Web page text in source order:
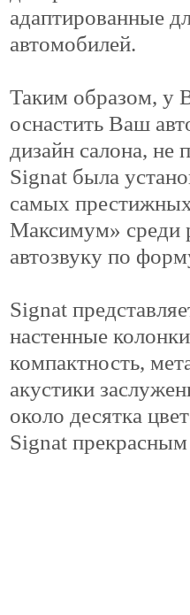
адаптированные
автомобилей.
Таким образом, у
оснастить Ваш
дизайн салона, не
Signat была
самых
Максимум» среди
автозвуку по
Signat
настенные
компактность,
акустики
около десятка
Signat